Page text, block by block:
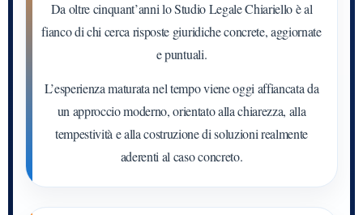
Da oltre cinquant’anni lo Studio Legale Chiariello è al
fianco di chi cerca risposte giuridiche concrete, aggiornate
e puntuali.
L’esperienza maturata nel tempo viene oggi affiancata da
un approccio moderno, orientato alla chiarezza, alla
tempestività e alla costruzione di soluzioni realmente
aderenti al caso concreto.